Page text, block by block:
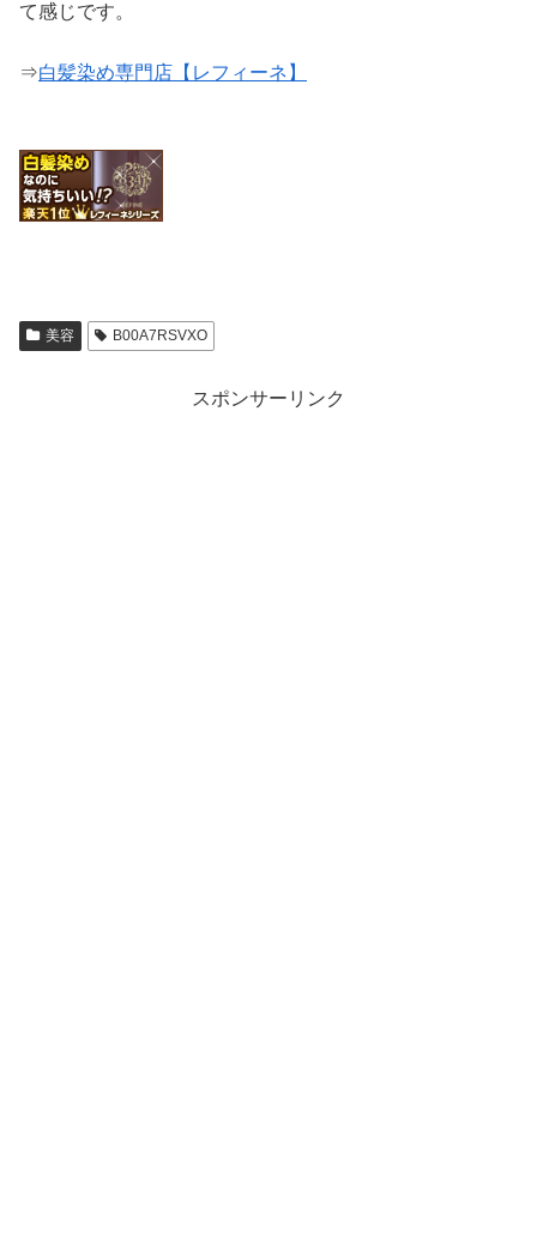
て感じです。
⇒白髪染め専門店【レフィーネ】
美容 B00A7RSVXO
スポンサーリンク